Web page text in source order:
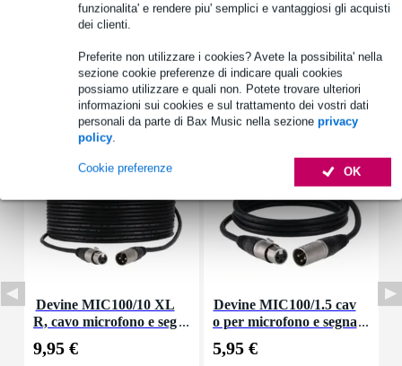
funzionalita' e rendere piu' semplici e vantaggiosi gli acquisti
dei clienti.
Preferite non utilizzare i cookies? Avete la possibilita' nella
sezione cookie preferenze di indicare quali cookies
possiamo utilizzare e quali non. Potete trovare ulteriori
informazioni sui cookies e sul trattamento dei vostri dati
personali da parte di Bax Music nella sezione privacy
policy.
OK
Cookie preferenze
telecomando per la selezione della sorgente, il controllo del livello
o il richiamo dei preset
Specifiche complete
Accessori (22)
Devine MIC100/10 XL
R, cavo microfono e seg
9,95 €
Devine MIC100/1.5 cav
o per microfono e segna
5,95 €